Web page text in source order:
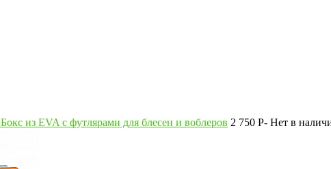
Бокс из EVA с футлярами для блесен и воблеров 2 750 P- Нет в